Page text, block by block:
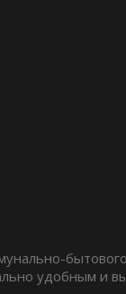
удобным и